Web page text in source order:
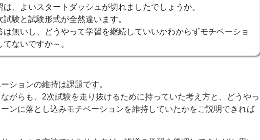
は、よいスタートダッシュが切れましたでしょうか。
試験と試験形式が全然違います。
は無いし、どうやって学習を継続していいかわからずモチベーショ
ないですか～。
ションの維持は課題です。
がらも、2次試験を走り抜けるために持っていた考え方と、どうやっ
ンに落とし込みモチベーションを維持していたかをご説明できれば